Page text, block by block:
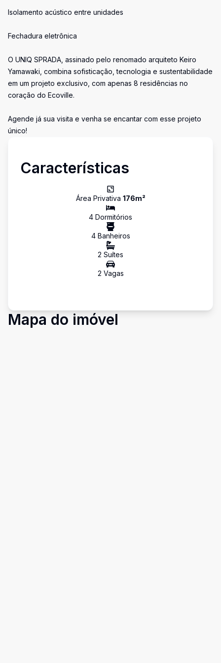
Isolamento acústico entre unidades
Fechadura eletrônica
O UNIQ SPRADA, assinado pelo renomado arquiteto Keiro
Yamawaki, combina sofisticação, tecnologia e sustentabilidade
em um projeto exclusivo, com apenas 8 residências no
coração do Ecoville.
Agende já sua visita e venha se encantar com esse projeto
único!
Características
Área Privativa 176m²
4 Dormitórios
4Banheiros
2 Suítes
2 Vagas
Mapa do imóvel